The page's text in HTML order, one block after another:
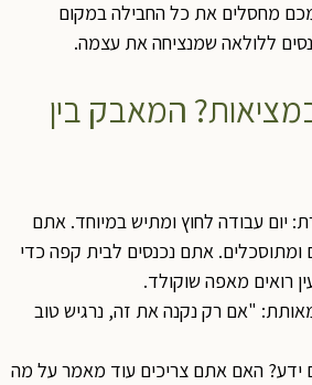
מחסלים את כל החבילה במקום
ללולאה שמנציחה את עצמה.
המאבק בין
יום עבודה לחוץ ומתיש במיוחד. אתם
ומתוסכלים. אתם נכנסים לבית קפה כדי
רואים מאפה שוקולד.
"אם רק נקנה את זה, נרגיש טוב
ידע? האם אתם צריכים עוד מאמר על מה